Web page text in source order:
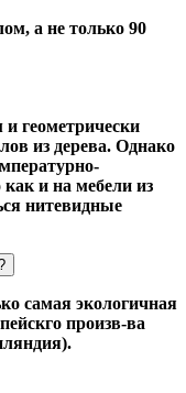
а не только 90
геометрически
из дерева. Однако
и на мебели из
нитевидные
самая экологичная
произв-ва